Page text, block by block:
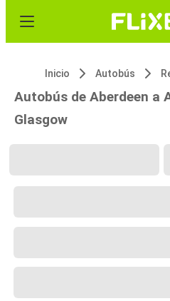
Inicio Autobús
Autobús de Aberdeen a
Glasgow